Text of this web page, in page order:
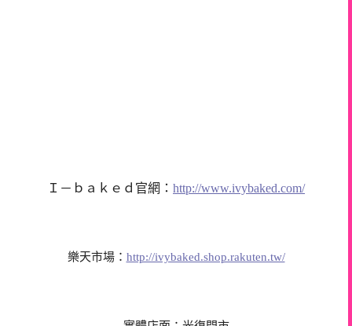
Ｉ－ｂａｋｅｄ官網： http://www.ivybaked.com/
樂天市場： http://ivybaked.shop.rakuten.tw/